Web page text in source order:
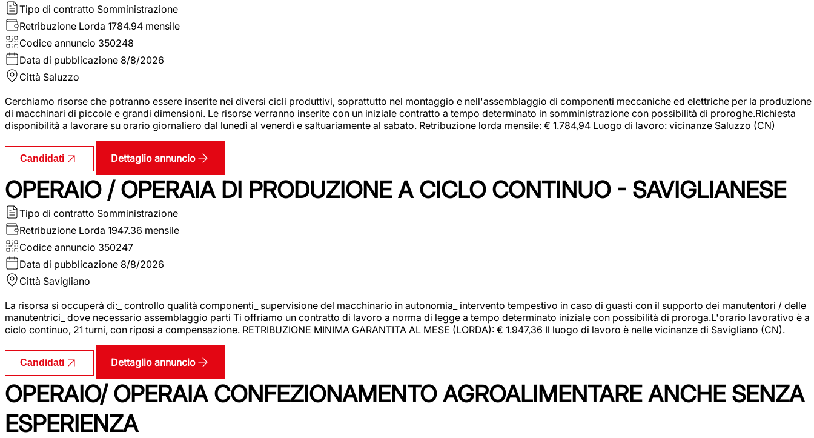
Tipo di contratto Somministrazione
Retribuzione Lorda 1784.94 mensile
Codice annuncio 350248
Data di pubblicazione 8/8/2026
Città Saluzzo
Cerchiamo risorse che potranno essere inserite nei diversi cicli produttivi, soprattutto nel montaggio e nell'assemblaggio di componenti meccaniche ed elettriche per la produzione
di macchinari di piccole e grandi dimensioni. Le risorse verranno inserite con un iniziale contratto a tempo determinato in somministrazione con possibilità di proroghe.Richiesta
disponibilità a lavorare su orario giornaliero dal lunedì al venerdì e saltuariamente al sabato. Retribuzione lorda mensile: € 1.784,94 Luogo di lavoro: vicinanze Saluzzo (CN)
Candidati Dettaglio annuncio
OPERAIO / OPERAIA DI PRODUZIONE A CICLO CONTINUO - SAVIGLIANESE
Tipo di contratto Somministrazione
Retribuzione Lorda 1947.36 mensile
Codice annuncio 350247
Data di pubblicazione 8/8/2026
Città Savigliano
La risorsa si occuperà di:_ controllo qualità componenti_ supervisione del macchinario in autonomia_ intervento tempestivo in caso di guasti con il supporto dei manutentori / delle
manutentrici_ dove necessario assemblaggio parti Ti offriamo un contratto di lavoro a norma di legge a tempo determinato iniziale con possibilità di proroga.L'orario lavorativo è a
ciclo continuo, 21 turni, con riposi a compensazione. RETRIBUZIONE MINIMA GARANTITA AL MESE (LORDA): € 1.947,36 Il luogo di lavoro è nelle vicinanze di Savigliano (CN).
Candidati Dettaglio annuncio
OPERAIO/ OPERAIA CONFEZIONAMENTO AGROALIMENTARE ANCHE SENZA
ESPERIENZA